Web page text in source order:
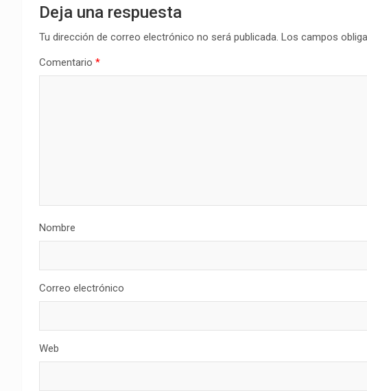
Deja una respuesta
Tu dirección de correo electrónico no será publicada. Los campos
Comentario *
Nombre
Correo electrónico
Web